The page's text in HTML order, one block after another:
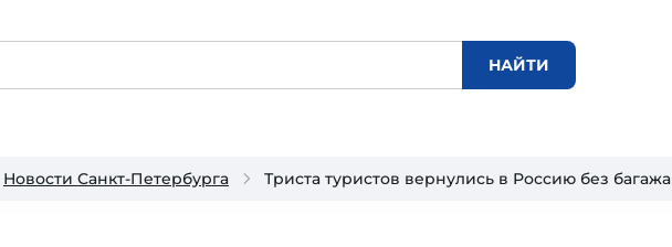
Новости Санкт-Петербурга Триста туристов вернулись в Россию без багажа